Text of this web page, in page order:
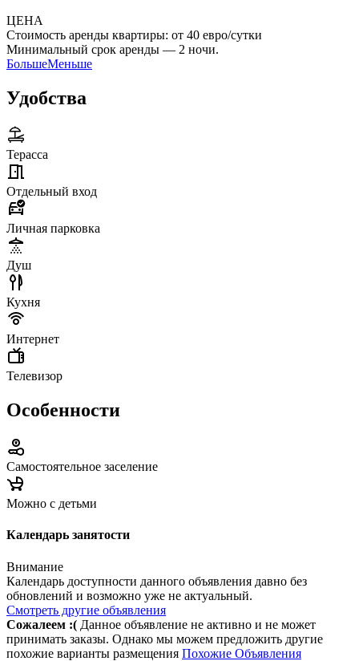
ЦЕНА
Стоимость аренды квартиры: от 40 евро/сутки
Минимальный срок аренды — 2 ночи.
БольшеМеньше
Удобства
Терасса
Отдельный вход
Личная парковка
Душ
Кухня
Интернет
Телевизор
Особенности
Самостоятельное заселение
Можно с детьми
Календарь занятости
Внимание
Календарь доступности данного объявления давно без
обновлений и возможно уже не актуальный.
Смотреть другие объявления
Сожалеем :( Данное объявление не активно и не может
принимать заказы. Однако мы можем предложить другие
похожие варианты размещения Похожие Объявления